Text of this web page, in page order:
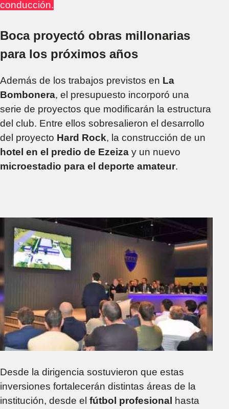
conducción.
Boca proyectó obras millonarias
para los próximos años
Además de los trabajos previstos en La
Bombonera, el presupuesto incorporó una
serie de proyectos que modificarán la estructura
del club. Entre ellos sobresalieron el desarrollo
del proyecto Hard Rock, la construcción de un
hotel en el predio de Ezeiza y un nuevo
microestadio para el deporte amateur.
Desde la dirigencia sostuvieron que estas
inversiones fortalecerán distintas áreas de la
institución, desde el fútbol profesional
hasta